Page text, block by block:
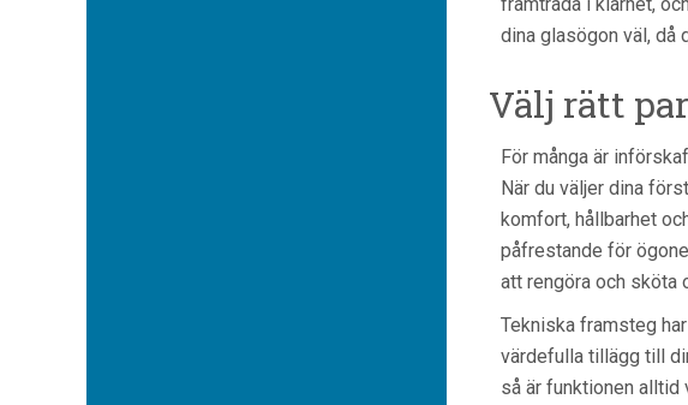
dina glasögon väl, då
Välj rätt
För många är
När du väljer dina
komfort, hållbarhet
påfrestande för
att rengöra och sköta
Tekniska framsteg
värdefulla tillägg till
så är funktionen alltid